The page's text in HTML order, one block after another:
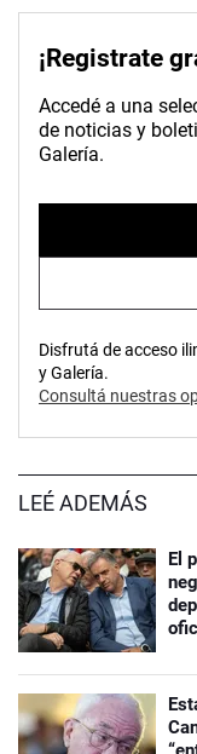
¡Registrate
Accedé a una
de noticias y
Galería.
Disfrutá de acceso
y Galería.
Consultá nuestras
LEÉ ADEMÁS
El